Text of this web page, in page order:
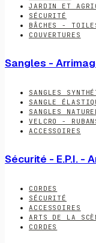
JARDIN ET
SÉCURITÉ
BÂCHES -
COUVERTURES
Sangles -
SANGLES
SANGLE
SANGLES
VELCRO -
ACCESSOIRES
Sécurité - E.P.I. -
CORDES
SÉCURITÉ
ACCESSOIRES
ARTS DE LA
CORDES